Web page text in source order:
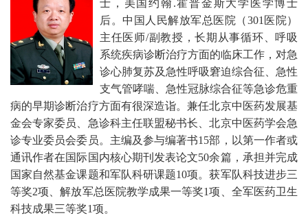
士，美国约翰.霍普金斯大学医学博士
后。中国人民解放军总医院（301医院）
主任医师/副教授，长期从事循环、呼吸
系统疾病诊断治疗方面的临床工作，对急
诊心肺复苏及急性呼吸窘迫综合征、急性
支气管哮喘、急性冠脉综合征等急诊危重
病的早期诊断治疗方面有很深造诣。兼任北京中医药发展基
金会专家委员、急诊科主任联盟秘书长 、北京中医药学会急
诊专业委员会委员。 主编及参与编著书15部，以第一作者或
通讯作者在国际国内核心期刊发表论文50余篇 ，承担并完成
国家自然基金课题和军队科研课题10项。获军队科技进步三
等奖2项、解放军总医院教学成果一等奖1项、 全军医药卫生
科技成果三等奖1项。